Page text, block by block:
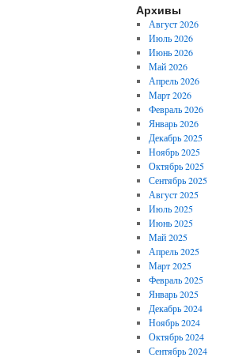
Архивы
Август 2026
Июль 2026
Июнь 2026
Май 2026
Апрель 2026
Март 2026
Февраль 2026
Январь 2026
Декабрь 2025
Ноябрь 2025
Октябрь 2025
Сентябрь 2025
Август 2025
Июль 2025
Июнь 2025
Май 2025
Апрель 2025
Март 2025
Февраль 2025
Январь 2025
Декабрь 2024
Ноябрь 2024
Октябрь 2024
Сентябрь 2024